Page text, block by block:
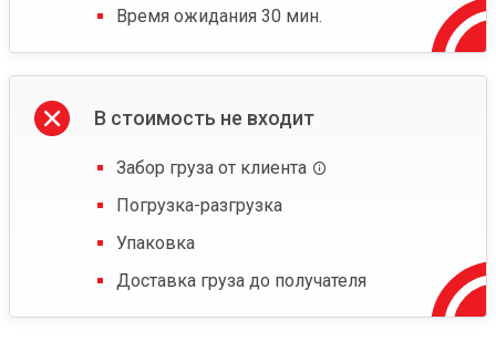
Время ожидания 30 мин.
В стоимость не входит
Забор груза от клиента
Погрузка-разгрузка
Упаковка
Доставка груза до получателя